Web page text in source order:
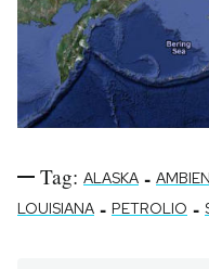
Tag: ALASKA -
LOUISIANA - PETROLIO -